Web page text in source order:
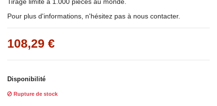
Tirage limité à 1.000 pièces au monde.
Pour plus d'informations, n'hésitez pas à nous contacter.
108,29 €
Disponibilité
Rupture de stock